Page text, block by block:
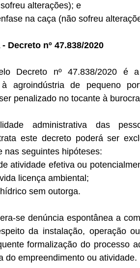
alterações); e
na caça (não sofreu
Decreto nº 47.838/2020
Decreto nº 47.838/2020 é
agroindústria de pequeno
penalizado no tocante à
administrativa das
este decreto poderá ser
nas seguintes hipóteses:
atividade efetiva ou
licença ambiental;
sem outorga.
se denúncia espontânea a
da instalação, operação
formalização do processo
do empreendimento ou atividade.